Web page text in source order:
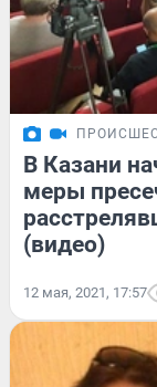
В Казани
меры
(видео)
12 мая, 2021, 17:57